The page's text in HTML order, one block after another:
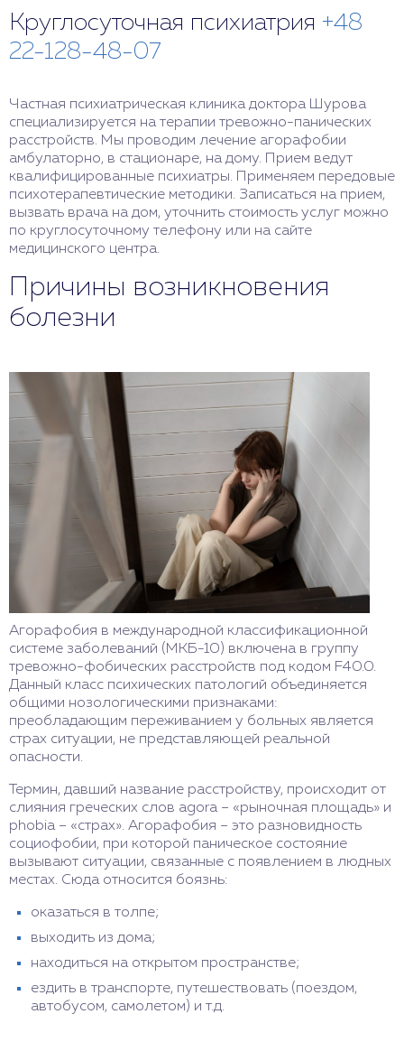
Круглосуточная психиатрия +48
22-128-48-07
Частная психиатрическая клиника доктора Шурова
специализируется на терапии тревожно-панических
расстройств. Мы проводим лечение агорафобии
амбулаторно, в стационаре, на дому. Прием ведут
квалифицированные психиатры. Применяем передовые
психотерапевтические методики. Записаться на прием,
вызвать врача на дом, уточнить стоимость услуг можно
по круглосуточному телефону или на сайте
медицинского центра.
Причины возникновения
болезни
Агорафобия в международной классификационной
системе заболеваний (МКБ-10) включена в группу
тревожно-фобических расстройств под кодом F40.0.
Данный класс психических патологий объединяется
общими нозологическими признаками:
преобладающим переживанием у больных является
страх ситуации, не представляющей реальной
опасности.
Термин, давший название расстройству, происходит от
слияния греческих слов agora – «рыночная площадь» и
phobia – «страх». Агорафобия – это разновидность
социофобии, при которой паническое состояние
вызывают ситуации, связанные с появлением в людных
местах. Сюда относится боязнь:
оказаться в толпе;
выходить из дома;
находиться на открытом пространстве;
ездить в транспорте, путешествовать (поездом,
автобусом, самолетом) и т.д.